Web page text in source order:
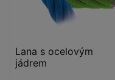
Lana s ocelovým
jádrem